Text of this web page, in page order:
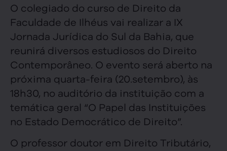
O colegiado do curso de Direito da
Faculdade de Ilhéus vai realizar a IX
Jornada Jurídica do Sul da Bahia, que
reunirá diversos estudiosos do Direito
Contemporâneo. O evento será aberto na
próxima quarta-feira (20.setembro), às
18h30, no auditório da instituição com a
temática geral “O Papel das Instituições
no Estado Democrático de Direito”.
O professor doutor em Direito Tributário,